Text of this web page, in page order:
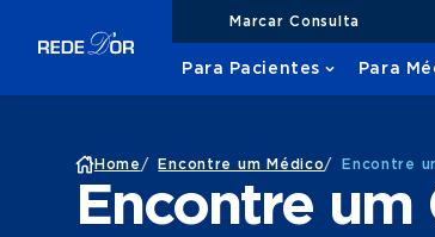
Marcar Consulta
Para Pacientes Para
Home / Encontre um Médico/ Encontre
Encontre